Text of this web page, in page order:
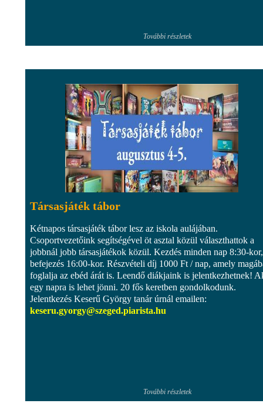
További részletek
Társasjáték tábor
Kétnapos társasjáték tábor lesz az iskola aulájában.
Csoportvezetőink segítségével öt asztal közül választhattok a
jobbnál jobb társasjátékok közül. Kezdés minden nap 8:30-kor,
befejezés 16:00-kor. Részvételi díj 1000 Ft / nap, amely
foglalja az ebéd árát is. Leendő diákjaink is jelentkezhetnek!
egy napra is lehet jönni. 20 fős keretben gondolkodunk.
Jelentkezés Keserű György tanár úrnál emailen:
keseru.gyorgy@szeged.piarista.hu
További részletek